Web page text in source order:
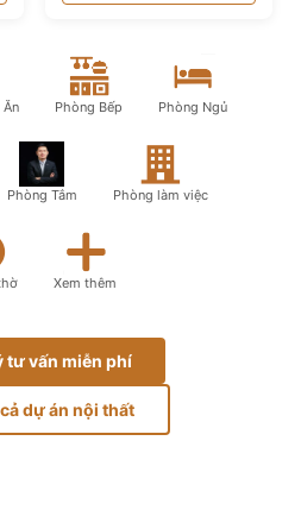
Ăn Phòng Bếp Phòng Ngủ
Phòng Tắm Phòng làm việc
Xem thêm
tư vấn miễn phí
dự án nội thất